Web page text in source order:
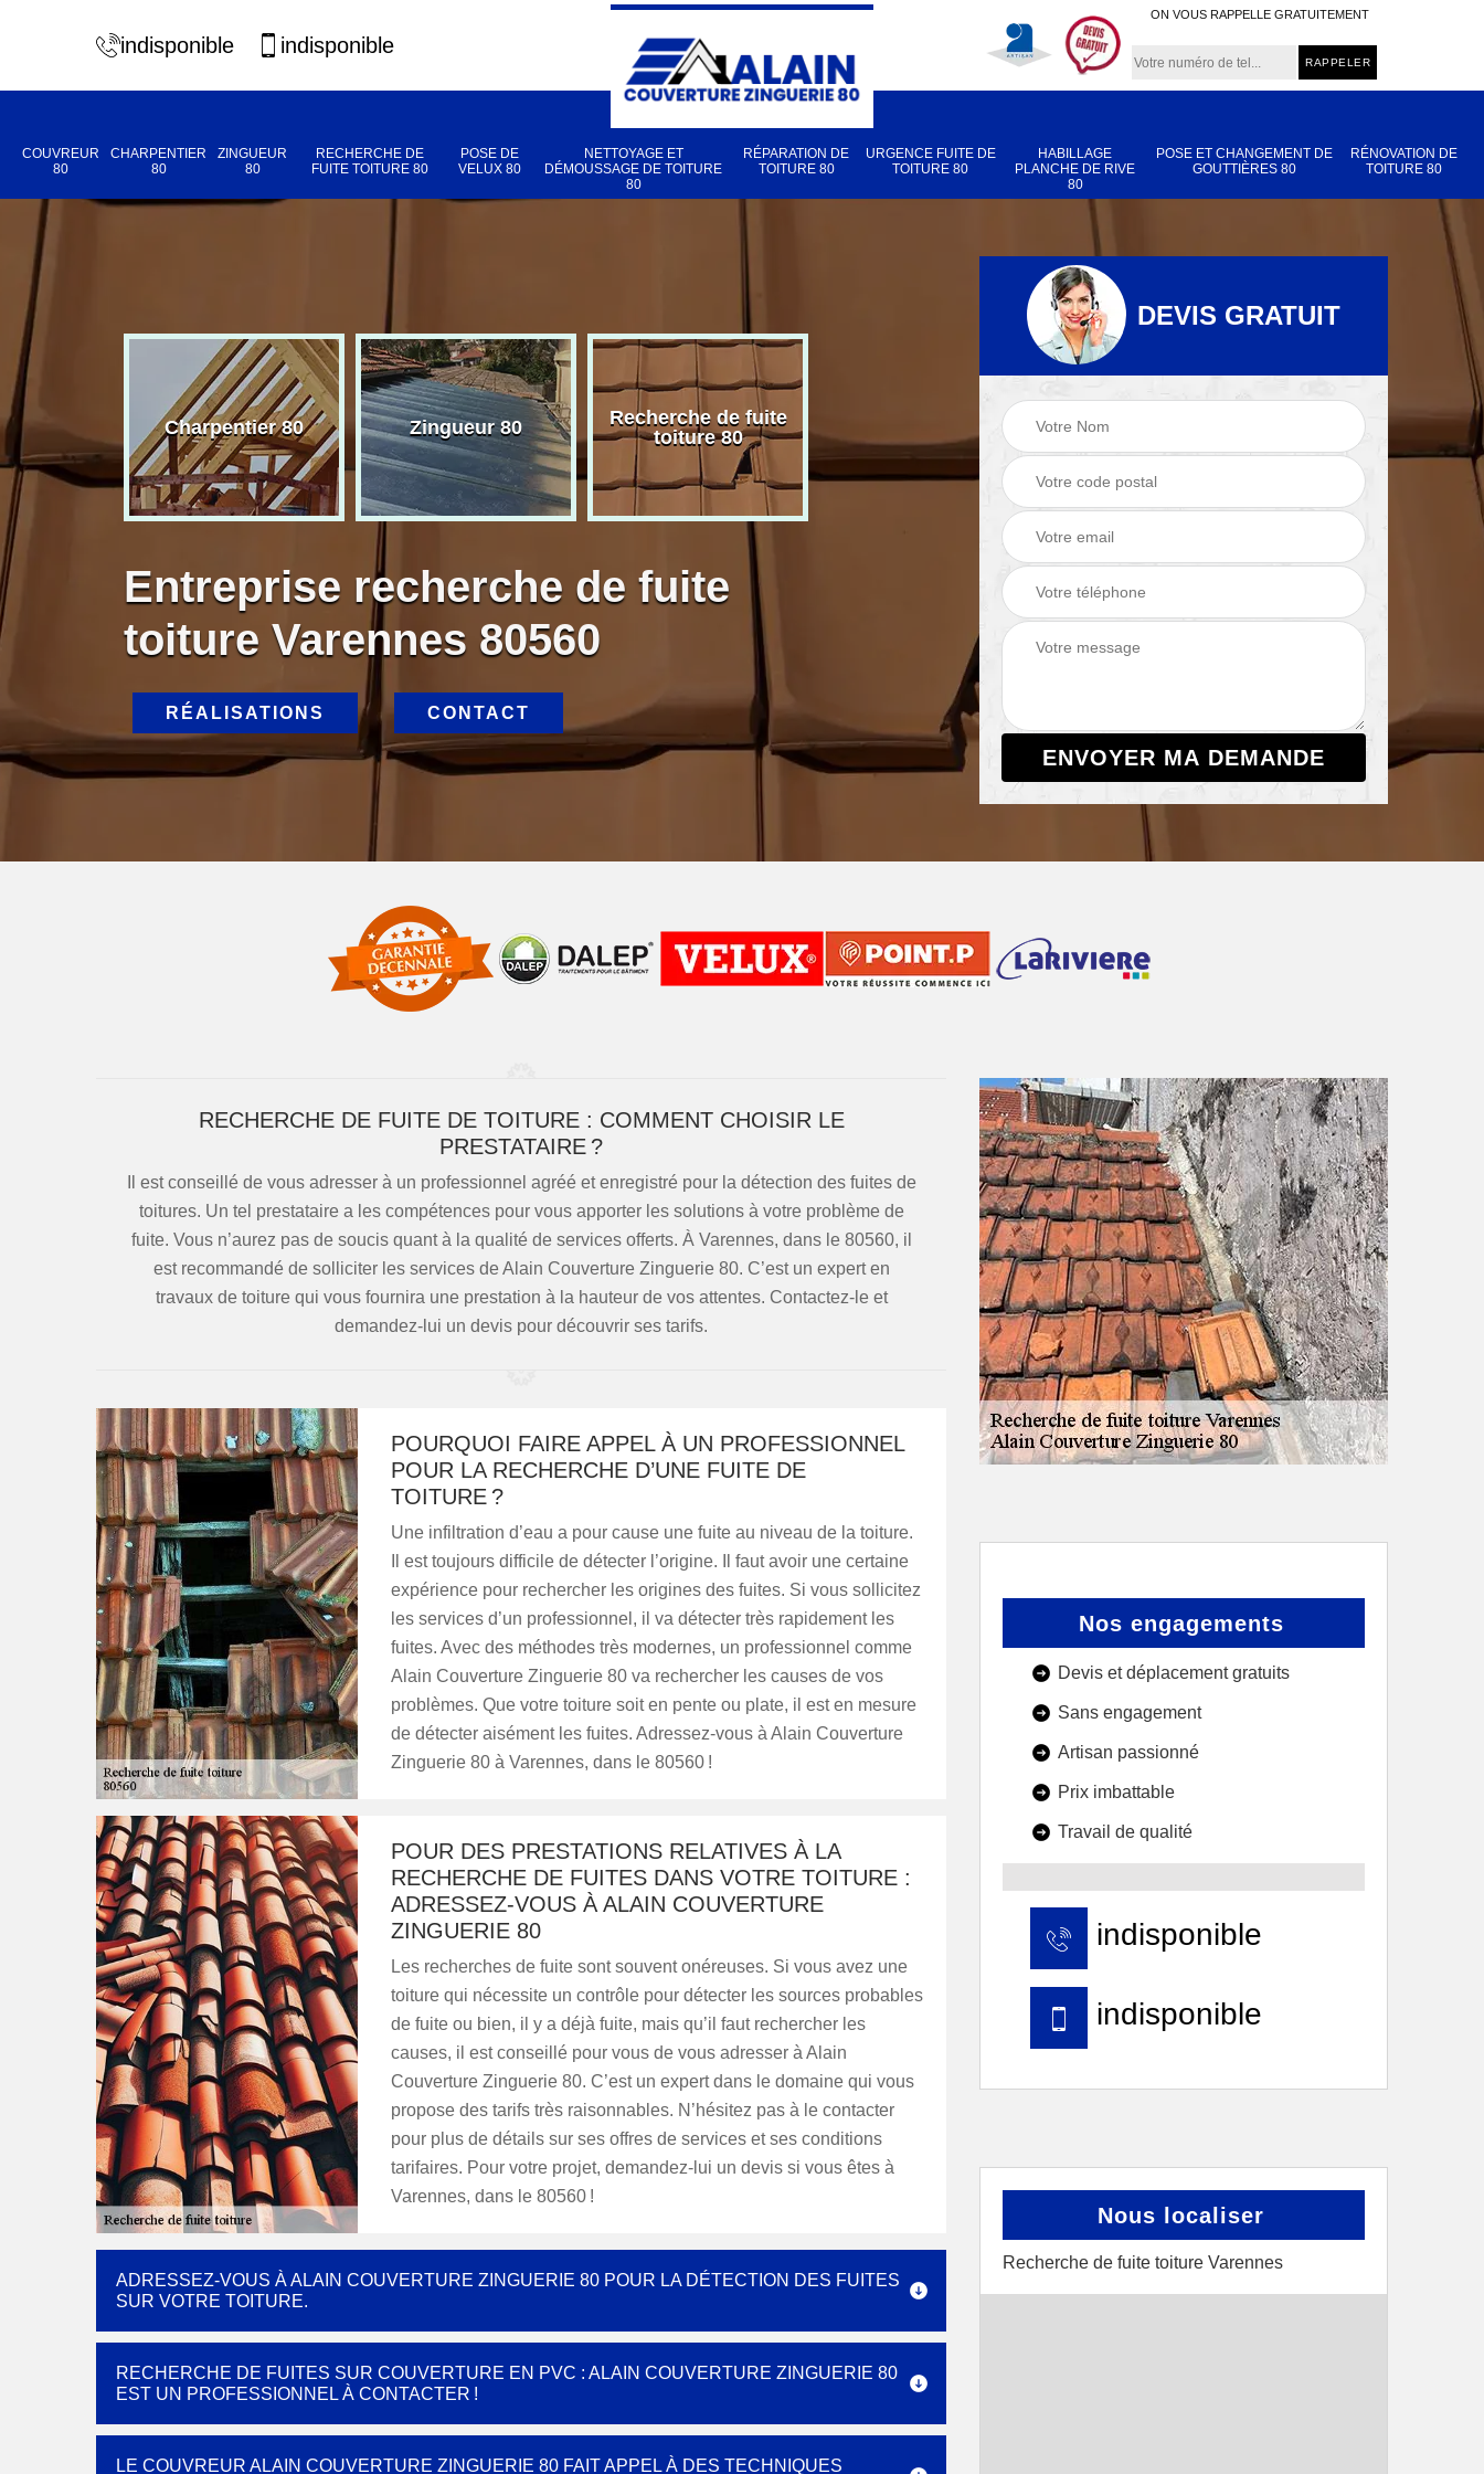
indisponible indisponible
ON VOUS RAPPELLE GRATUITEMENT
COUVREUR
80
CHARPENTIER
80
ZINGUEUR
80
RECHERCHE DE
FUITE TOITURE 80
POSE DE
VELUX 80
NETTOYAGE ET
DÉMOUSSAGE DE TOITURE
80
RÉPARATION DE
TOITURE 80
URGENCE FUITE DE
TOITURE 80
HABILLAGE
PLANCHE DE RIVE
80
POSE ET CHANGEMENT DE
GOUTTIÈRES 80
RÉNOVATION DE
TOITURE 80
80 Charpentier 80 Zingueur 80
Recherche de fuite
toiture 80
Pose de velux 80
Nettoyage et
démoussage de
toiture 80
Réparation de
toiture 80
Entreprise recherche de fuite
toiture Varennes 80560
RÉALISATIONS CONTACT
DEVIS GRATUIT
RECHERCHE DE FUITE DE TOITURE : COMMENT CHOISIR LE
PRESTATAIRE ?
Il est conseillé de vous adresser à un professionnel agréé et enregistré pour la détection des fuites de
toitures. Un tel prestataire a les compétences pour vous apporter les solutions à votre problème de
fuite. Vous n’aurez pas de soucis quant à la qualité de services offerts. À Varennes, dans le 80560, il
est recommandé de solliciter les services de Alain Couverture Zinguerie 80. C’est un expert en
travaux de toiture qui vous fournira une prestation à la hauteur de vos attentes. Contactez-le et
demandez-lui un devis pour découvrir ses tarifs.
POURQUOI FAIRE APPEL À UN PROFESSIONNEL
POUR LA RECHERCHE D’UNE FUITE DE
TOITURE ?
Une infiltration d’eau a pour cause une fuite au niveau de la toiture.
Il est toujours difficile de détecter l’origine. Il faut avoir une certaine
expérience pour rechercher les origines des fuites. Si vous sollicitez
les services d’un professionnel, il va détecter très rapidement les
fuites. Avec des méthodes très modernes, un professionnel comme
Alain Couverture Zinguerie 80 va rechercher les causes de vos
problèmes. Que votre toiture soit en pente ou plate, il est en mesure
de détecter aisément les fuites. Adressez-vous à Alain Couverture
Zinguerie 80 à Varennes, dans le 80560 !
POUR DES PRESTATIONS RELATIVES À LA
RECHERCHE DE FUITES DANS VOTRE TOITURE :
ADRESSEZ-VOUS À ALAIN COUVERTURE
ZINGUERIE 80
Les recherches de fuite sont souvent onéreuses. Si vous avez une
toiture qui nécessite un contrôle pour détecter les sources probables
de fuite ou bien, il y a déjà fuite, mais qu’il faut rechercher les
causes, il est conseillé pour vous de vous adresser à Alain
Couverture Zinguerie 80. C’est un expert dans le domaine qui vous
propose des tarifs très raisonnables. N’hésitez pas à le contacter
pour plus de détails sur ses offres de services et ses conditions
tarifaires. Pour votre projet, demandez-lui un devis si vous êtes à
Varennes, dans le 80560 !
ADRESSEZ-VOUS À ALAIN COUVERTURE ZINGUERIE 80 POUR LA DÉTECTION DES FUITES
SUR VOTRE TOITURE.
RECHERCHE DE FUITES SUR COUVERTURE EN PVC : ALAIN COUVERTURE ZINGUERIE 80
EST UN PROFESSIONNEL À CONTACTER !
LE COUVREUR ALAIN COUVERTURE ZINGUERIE 80 FAIT APPEL À DES TECHNIQUES
Nos engagements
Devis et déplacement gratuits
Sans engagement
Artisan passionné
Prix imbattable
Travail de qualité
indisponible
indisponible
Nous localiser
Recherche de fuite toiture Varennes